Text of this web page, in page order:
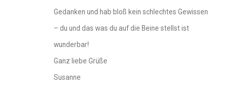
Gedanken und hab bloß kein schlechtes Gewissen
– du und das was du auf die Beine stellst ist
wunderbar!
Ganz liebe Grüße
Susanne